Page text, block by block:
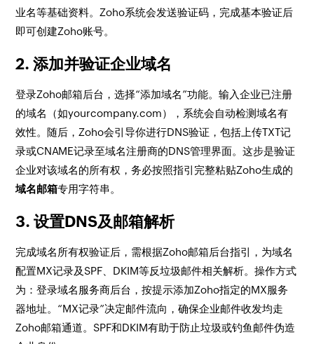
业名等基础资料。Zoho系统会发送验证码，完成基本验证后
即可创建Zoho账号。
2. 添加并验证企业域名
登录Zoho邮箱后台，选择“添加域名”功能。输入企业已注册
的域名（如yourcompany.com），系统会自动检测域名有
效性。随后，Zoho会引导你进行DNS验证，包括上传TXT记
录或CNAME记录至域名注册商的DNS管理界面。这步是验证
企业对该域名的所有权，务必按照指引完整粘贴Zoho生成的
域名邮箱专用字符串。
3. 设置DNS及邮箱解析
完成域名所有权验证后，需根据Zoho邮箱后台指引，为域名
配置MX记录及SPF、DKIM等反垃圾邮件相关解析。操作方式
为：登录域名服务商后台，按提示添加Zoho指定的MX服务
器地址。“MX记录”决定邮件流向，确保企业邮件收发均走
Zoho邮箱通道。SPF和DKIM有助于防止垃圾或钓鱼邮件伪造